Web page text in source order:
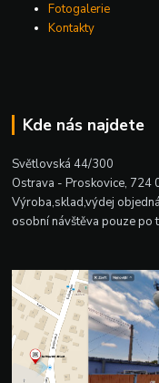
Fotogalerie
Kontakty
Kde nás najdete
Světlovská 44/300
Ostrava - Proskovice, 724
Výroba,sklad,výdej
osobní návštěva pouze po